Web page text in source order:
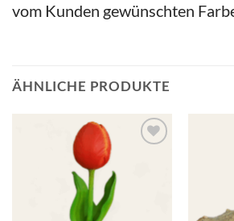
vom Kunden gewünschten
ÄHNLICHE PRODUKTE